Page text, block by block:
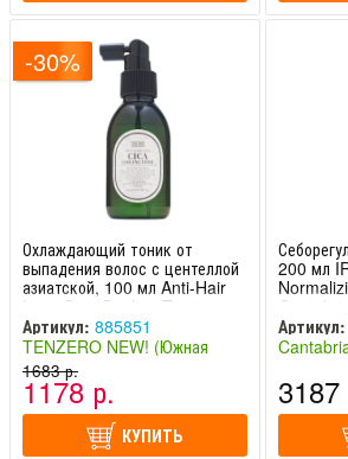
-30%
Охлаждающий тоник от
выпадения волос с центеллой
азиатской, 100 мл Anti-Hair
Loss Cica Cooling Tonic
TENZERO / Тензеро
Артикул: 885851
TENZERO NEW! (Южная
Корея)
1683 р.
1178 р.
КУПИТЬ
200 мл
Лабс
Артикул:
3187